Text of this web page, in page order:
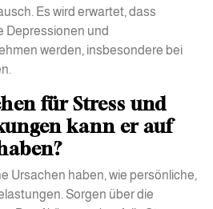
Es wird erwartet, dass
Depressionen und
werden, insbesondere bei
für Stress und
kann er auf
Ursachen haben, wie persönliche,
Sorgen über die